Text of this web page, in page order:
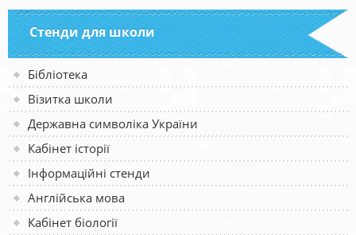
Стенди для школи
Бібліотека
Візитка школи
Державна символіка України
Кабінет історії
Інформаційні стенди
Англійська мова
Кабінет біології